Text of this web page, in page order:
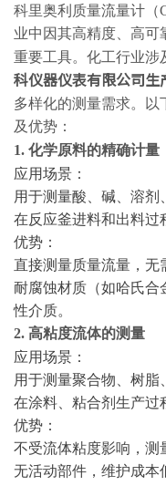
科里奥利质量流量计（
业中因其高精度、高可
重要工具。化工行业涉
科仪器仪表有限公司
多样化的测量需求。
及优势：
1. 化学原料的精确计量
应用场景：
用于测量酸、碱、溶剂
在反应釜进料和出料过
优势：
直接测量质量流量，无
耐腐蚀材质（如哈氏合
性介质。
2. 高粘度流体的测量
应用场景：
用于测量聚合物、树脂
在涂料、粘合剂生产过
优势：
不受流体粘度影响，测
无活动部件，维护成本